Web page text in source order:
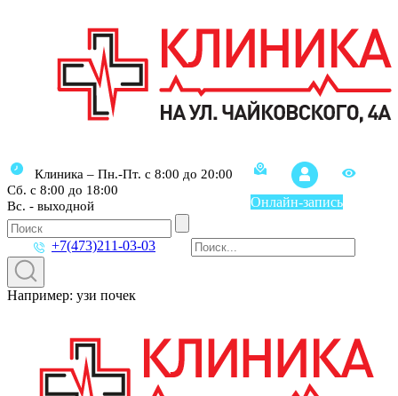
Клиника – Пн.-Пт. с 8:00 до 20:00
Сб. с 8:00 до 18:00
Вс. - выходной
Онлайн-запись
+7(473)211-03-03
Например: узи почек